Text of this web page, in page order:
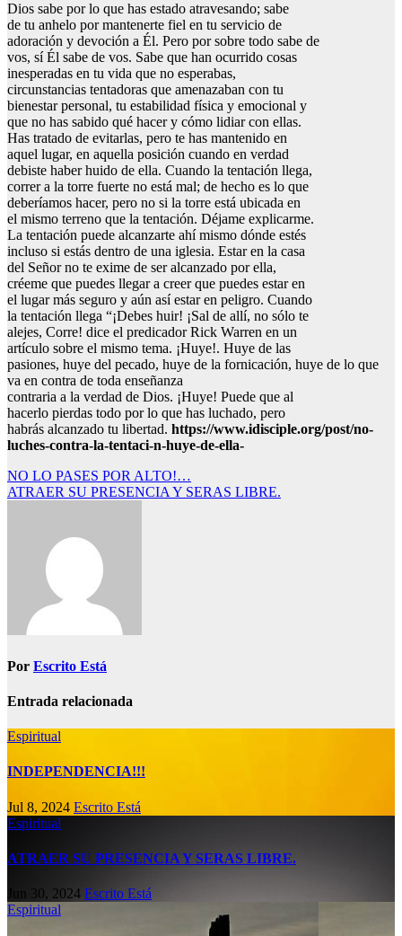
Dios sabe por lo que has estado atravesando; sabe
de tu anhelo por mantenerte fiel en tu servicio de
adoración y devoción a Él. Pero por sobre todo sabe de
vos, sí Él sabe de vos. Sabe que han ocurrido cosas
inesperadas en tu vida que no esperabas,
circunstancias tentadoras que amenazaban con tu
bienestar personal, tu estabilidad física y emocional y
que no has sabido qué hacer y cómo lidiar con ellas.
Has tratado de evitarlas, pero te has mantenido en
aquel lugar, en aquella posición cuando en verdad
debiste haber huido de ella. Cuando la tentación llega,
correr a la torre fuerte no está mal; de hecho es lo que
deberíamos hacer, pero no si la torre está ubicada en
el mismo terreno que la tentación. Déjame explicarme.
La tentación puede alcanzarte ahí mismo dónde estés
incluso si estás dentro de una iglesia. Estar en la casa
del Señor no te exime de ser alcanzado por ella,
créeme que puedes llegar a creer que puedes estar en
el lugar más seguro y aún así estar en peligro. Cuando
la tentación llega “¡Debes huir! ¡Sal de allí, no sólo te
alejes, Corre! dice el predicador Rick Warren en un
artículo sobre el mismo tema. ¡Huye!. Huye de las
pasiones, huye del pecado, huye de la fornicación, huye de lo que
va en contra de toda enseñanza
contraria a la verdad de Dios. ¡Huye! Puede que al
hacerlo pierdas todo por lo que has luchado, pero
habrás alcanzado tu libertad. https://www.idisciple.org/post/no-
luches-contra-la-tentaci-n-huye-de-ella-
Navegación
de
NO LO PASES POR ALTO!…
ATRAER SU PRESENCIA Y SERAS LIBRE.
Por Escrito Está
Entrada relacionada
Espiritual
INDEPENDENCIA!!!
Jul 8, 2024 Escrito Está
Espiritual
ATRAER SU PRESENCIA Y SERAS LIBRE.
Jun 30, 2024 Escrito Está
Espiritual